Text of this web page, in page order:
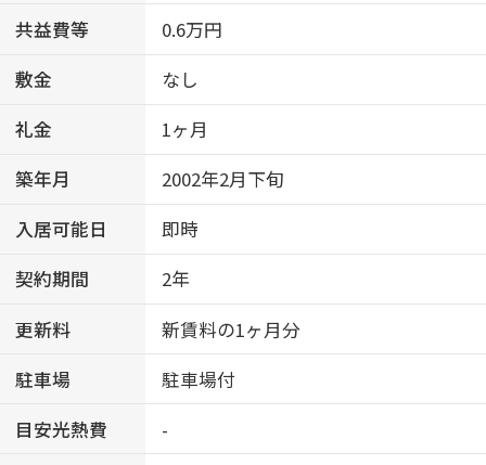
共益費等
0.6万円
敷金
なし
礼金
1ヶ月
築年月
2002年2月下旬
入居可能日
即時
契約期間
2年
更新料
新賃料の1ヶ月分
駐車場
駐車場付
目安光熱費
-